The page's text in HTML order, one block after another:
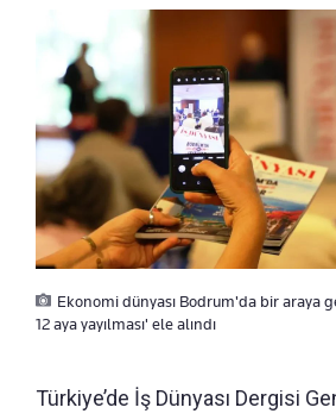
Ekonomi dünyası Bodrum'da bir araya
12 aya yayılması' ele alındı
Türkiye’de İş Dünyası Dergisi